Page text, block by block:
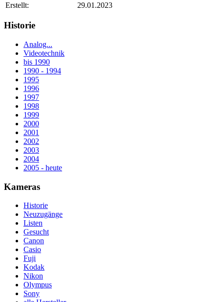
Erstellt:
29.01.2023
Historie
Analog...
Videotechnik
bis 1990
1990 - 1994
1995
1996
1997
1998
1999
2000
2001
2002
2003
2004
2005 - heute
Kameras
Historie
Neuzugänge
Listen
Gesucht
Canon
Casio
Fuji
Kodak
Nikon
Olympus
Sony